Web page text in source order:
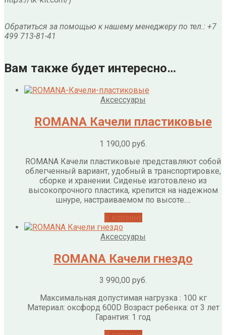
Обратиться за помощью к нашему менеджеру по тел.: +7
499 713-81-41
Вам также будет интересно…
Аксессуары
ROMANA Качели пластиковые
1 190,00 руб.
ROMANA Качели пластиковые представляют собой
облегченный вариант, удобный в транспортировке,
сборке и хранении. Сиденье изготовлено из
высокопрочного пластика, крепится на надежном
шнуре, настраиваемом по высоте.…
Аксессуары
ROMANA Качели гнездо
3 990,00 руб.
Максимальная допустимая нагрузка : 100 кг
Материал: оксфорд 600D Возраст ребенка: от 3 лет
Гарантия: 1 год